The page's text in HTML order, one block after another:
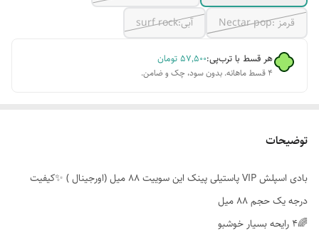
قرمز :Nectar pop
آبی:surf rock
هر قسط با ترب‌پی:۵۷٬۵۰۰ تومان
۴ قسط ماهانه. بدون سود، چک و ضامن.
توضیحات
بادی اسپلش VIP پاستیلی پینک این سوییت 88 میل (اورجینال ) ✨کیفیت
درجه یک حجم 88 میل
🌈4 رایحه بسیار خوشبو